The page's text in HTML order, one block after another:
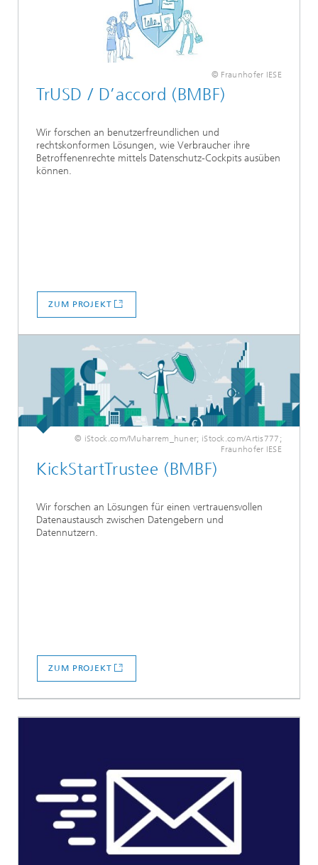
© Fraunhofer IESE
TrUSD / D’accord (BMBF)
Wir forschen an benutzerfreundlichen und
rechtskonformen Lösungen, wie Verbraucher ihre
Betroffenenrechte mittels Datenschutz-Cockpits ausüben
können.
ZUM PROJEKT
© iStock.com/Muharrem_huner; iStock.com/Artis777;
Fraunhofer IESE
KickStartTrustee (BMBF)
Wir forschen an Lösungen für einen vertrauensvollen
Datenaustausch zwischen Datengebern und
Datennutzern.
ZUM PROJEKT